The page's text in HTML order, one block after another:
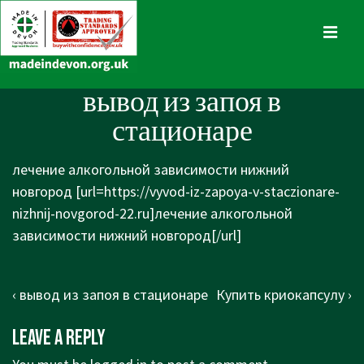
Skip
to
Main
вывод из запоя в
стационаре
лечение алкогольной зависимости нижний
новгород [url=https://vyvod-iz-zapoya-v-staczionare-
nizhnij-novgorod-22.ru]лечение алкогольной
зависимости нижний новгород[/url]
Post
Previous
is
‹ вывод из запоя в стационаре Next
Купить криокапсулу ›
Leave a Reply